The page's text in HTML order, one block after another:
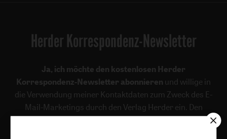
Herder Korrespondenz-Newsletter
Ja, ich möchte den kostenlosen Herder
Korrespondenz-Newsletter abonnieren und willige in
die Verwendung meiner Kontaktdaten zum Zweck des E-
Mail-Marketings durch den Verlag Herder ein. Den
Newsletter oder die E-Mail-Werbung kann ich jederzeit